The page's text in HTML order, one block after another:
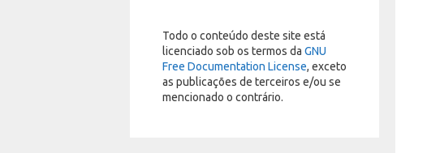
Todo o conteúdo deste site está
licenciado sob os termos da GNU
Free Documentation License, exceto
as publicações de terceiros e/ou se
mencionado o contrário.